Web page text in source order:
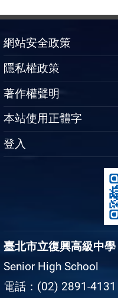
網站安全政策
隱私權政策
著作權聲明
本站使用正體字
登入
臺北市立復興高級中學
Senior High School
電話：(02) 2891-4131